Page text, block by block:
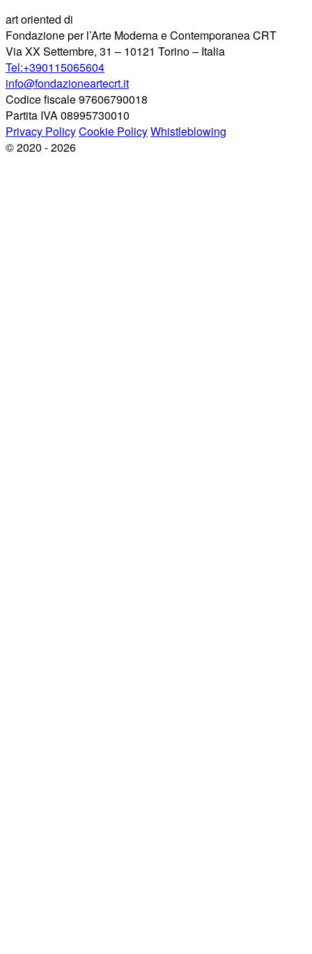
art oriented di
Fondazione per l’Arte Moderna e Contemporanea CRT
Via XX Settembre, 31 – 10121 Torino – Italia
Tel:+390115065604
info@fondazioneartecrt.it
Codice fiscale 97606790018
Partita IVA 08995730010
Privacy PolicyCookie PolicyWhistleblowing
© 2020 - 2026